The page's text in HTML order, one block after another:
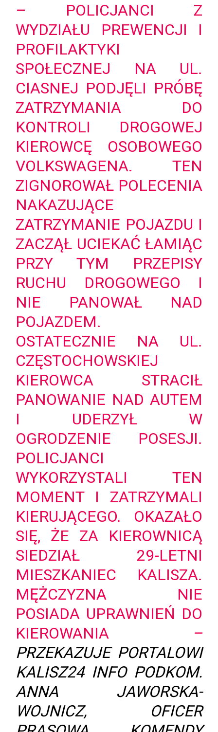
– POLICJANCI Z
WYDZIAŁU PREWENCJI I
PROFILAKTYKI
SPOŁECZNEJ NA UL.
CIASNEJ PODJĘLI PRÓBĘ
ZATRZYMANIA DO
KONTROLI DROGOWEJ
KIEROWCĘ OSOBOWEGO
VOLKSWAGENA. TEN
ZIGNOROWAŁ POLECENIA
NAKAZUJĄCE
ZATRZYMANIE POJAZDU I
ZACZĄŁ UCIEKAĆ ŁAMIĄC
PRZY TYM PRZEPISY
RUCHU DROGOWEGO I
NIE PANOWAŁ NAD
POJAZDEM.
OSTATECZNIE NA UL.
CZĘSTOCHOWSKIEJ
KIEROWCA STRACIŁ
PANOWANIE NAD AUTEM
I UDERZYŁ W
OGRODZENIE POSESJI.
POLICJANCI
WYKORZYSTALI TEN
MOMENT I ZATRZYMALI
KIERUJĄCEGO. OKAZAŁO
SIĘ, ŻE ZA KIEROWNICĄ
SIEDZIAŁ 29-LETNI
MIESZKANIEC KALISZA.
MĘŻCZYZNA NIE
POSIADA UPRAWNIEŃ DO
KIEROWANIA –
PRZEKAZUJE PORTALOWI
KALISZ24 INFO PODKOM.
ANNA JAWORSKA-
WOJNICZ, OFICER